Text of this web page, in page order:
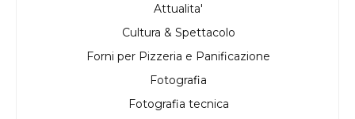
Attualita'
Cultura & Spettacolo
Forni per Pizzeria e Panificazione
Fotografia
Fotografia tecnica